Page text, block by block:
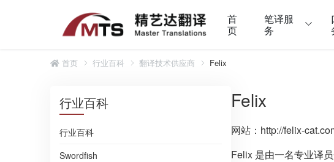
首
页
笔译服
务
首页 行业百科 翻译技术供应商 Felix
行业百科
行业百科
Swordfish
Felix
网站：http://felix-
Felix 是由一名专业译